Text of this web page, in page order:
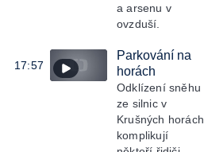
a arsenu v
ovzduší.
17:57
Parkování na
horách
Odklízení sněhu
ze silnic v
Krušných horách
komplikují